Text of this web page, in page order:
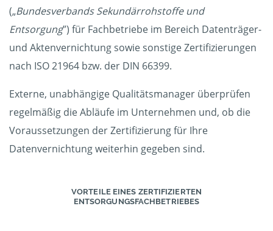
(„Bundesverbands Sekundärrohstoffe und
Entsorgung”) für Fachbetriebe im Bereich Datenträger-
und Aktenvernichtung sowie sonstige Zertifizierungen
nach ISO 21964 bzw. der DIN 66399.
Externe, unabhängige Qualitätsmanager überprüfen
regelmäßig die Abläufe im Unternehmen und, ob die
Voraussetzungen der Zertifizierung für Ihre
Datenvernichtung weiterhin gegeben sind.
VORTEILE EINES ZERTIFIZIERTEN
ENTSORGUNGSFACHBETRIEBES